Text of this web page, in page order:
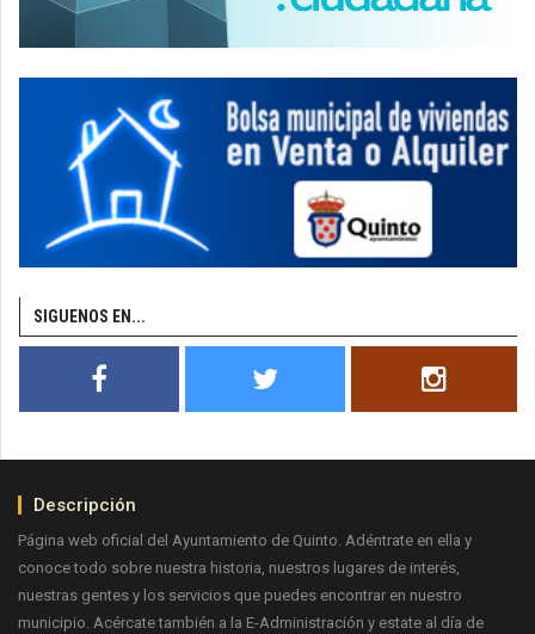
SIGUENOS EN...
Descripción
Página web oficial del Ayuntamiento de Quinto. Adéntrate en ella y
conoce todo sobre nuestra historia, nuestros lugares de interés,
nuestras gentes y los servicios que puedes encontrar en nuestro
municipio. Acércate también a la E-Administración y estate al día de